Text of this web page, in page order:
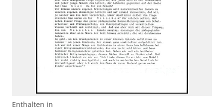
Enthalten in